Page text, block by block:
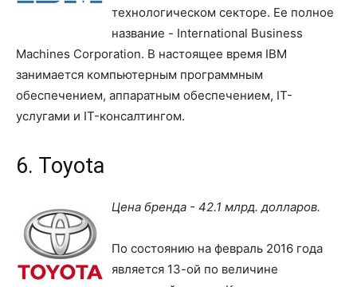
технологическом секторе. Ее полное
название - International Business
Machines Corporation. В настоящее время IBM
занимается компьютерным программным
обеспечением, аппаратным обеспечением, IT-
услугами и IT-консалтингом.
6. Toyota
Цена бренда - 42.1 млрд. долларов.
По состоянию на февраль 2016 года
является 13-ой по величине